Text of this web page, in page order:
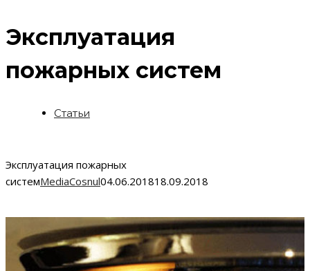
Эксплуатация
пожарных систем
Статьи
Эксплуатация пожарных
системMediaCosnul04.06.201818.09.2018